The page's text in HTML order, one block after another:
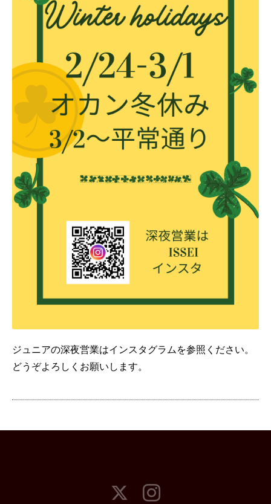
ジュニアの深夜営業はインスタグラムを参照ください。
どうぞよろしくお願いします。